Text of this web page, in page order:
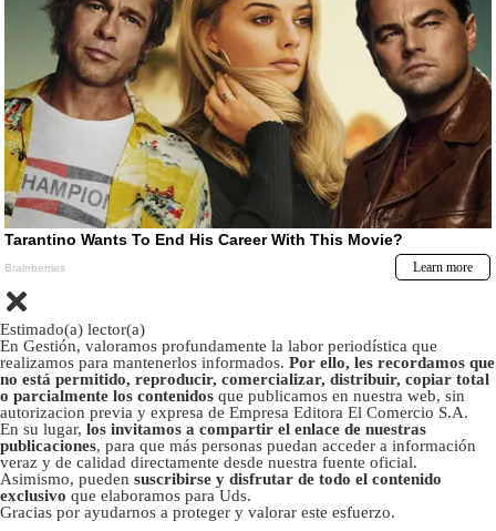
Estimado(a) lector(a)
En Gestión, valoramos profundamente la labor periodística que
realizamos para mantenerlos informados. Por ello, les recordamos que
no está permitido, reproducir, comercializar, distribuir, copiar total
o parcialmente los contenidos que publicamos en nuestra web, sin
autorizacion previa y expresa de Empresa Editora El Comercio S.A.
En su lugar, los invitamos a compartir el enlace de nuestras
publicaciones, para que más personas puedan acceder a información
veraz y de calidad directamente desde nuestra fuente oficial.
Asimismo, pueden suscribirse y disfrutar de todo el contenido
exclusivo que elaboramos para Uds.
Gracias por ayudarnos a proteger y valorar este esfuerzo.